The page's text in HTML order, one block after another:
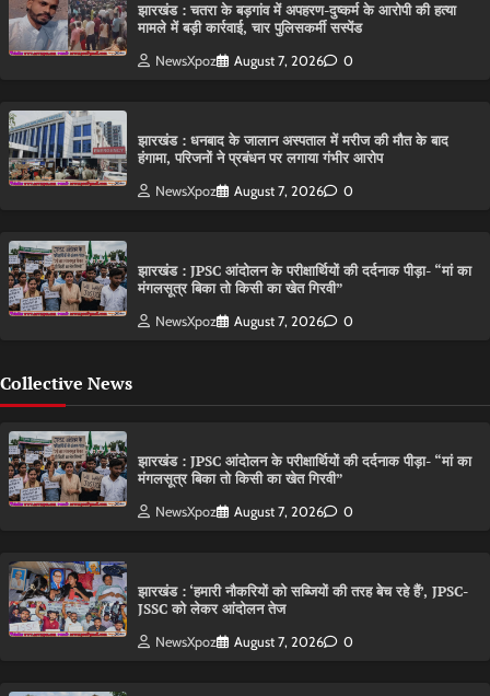
झारखंड : चतरा के बड़गांव में अपहरण-दुष्कर्म के आरोपी की हत्या
मामले में बड़ी कार्रवाई, चार पुलिसकर्मी सस्पेंड
NewsXpoz August 7, 2026 0
झारखंड : धनबाद के जालान अस्पताल में मरीज की मौत के बाद
हंगामा, परिजनों ने प्रबंधन पर लगाया गंभीर आरोप
NewsXpoz August 7, 2026 0
झारखंड : JPSC आंदोलन के परीक्षार्थियों की दर्दनाक पीड़ा- “मां का
मंगलसूत्र बिका तो किसी का खेत गिरवी”
NewsXpoz August 7, 2026 0
Collective News
झारखंड : JPSC आंदोलन के परीक्षार्थियों की दर्दनाक पीड़ा- “मां का
मंगलसूत्र बिका तो किसी का खेत गिरवी”
NewsXpoz August 7, 2026 0
झारखंड : ‘हमारी नौकरियों को सब्जियों की तरह बेच रहे हैं’, JPSC-
JSSC को लेकर आंदोलन तेज
NewsXpoz August 7, 2026 0